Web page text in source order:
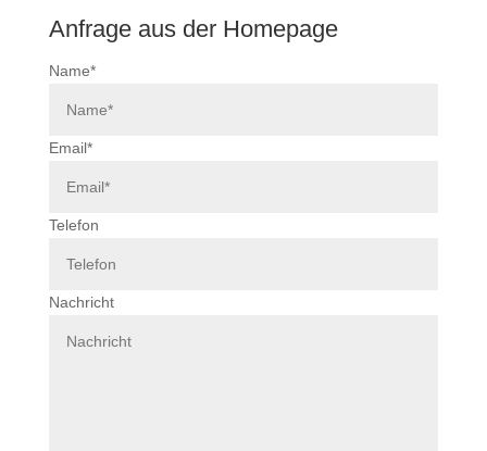
Anfrage aus der Homepage
Name*
Email*
Telefon
Nachricht